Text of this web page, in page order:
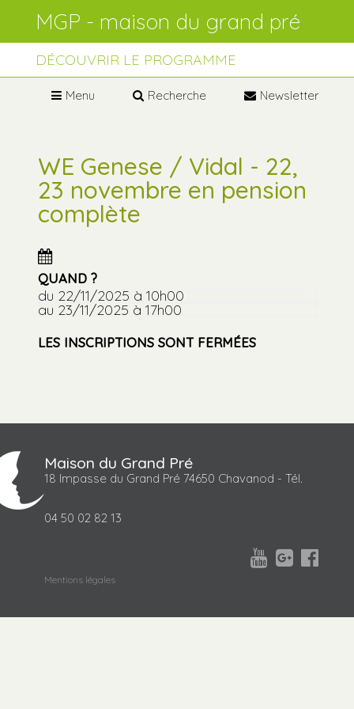
Aller
navigation
personnels
DÉCOUVRIR LE PROGRAMME
Menu Recherche Newsletter
WE Genese / Vidal - 22,
23 novembre en pension
complète
QUAND ?
du 22/11/2025 à 10h00
au 23/11/2025 à 17h00
LES INSCRIPTIONS SONT FERMÉES
Maison du Grand Pré
18 Impasse du Grand Pré 74650 Chavanod - Tél.
04 50 02 82 13



Mentions légales